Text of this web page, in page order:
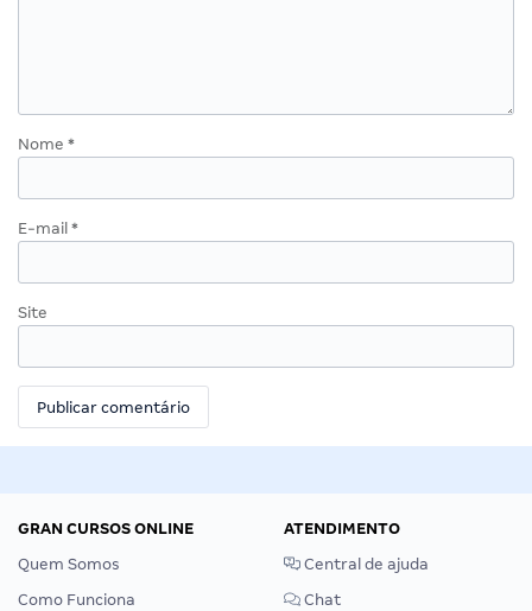
Nome *
E-mail *
Site
GRAN CURSOS ONLINE
Quem Somos
Como Funciona
ATENDIMENTO
Central de ajuda
Chat